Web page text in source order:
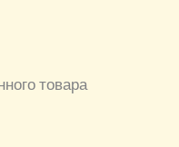
товара